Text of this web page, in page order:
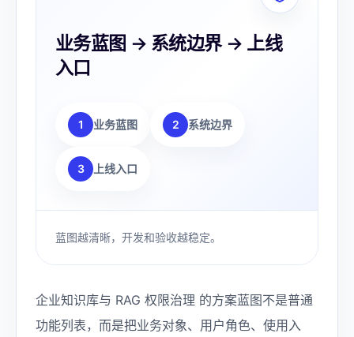
业务蓝图 → 系统边界 → 上线
入口
1 业务蓝图 2 系统边界
3 上线入口
蓝图越清晰，开发和验收越稳定。
企业知识库与 RAG 权限治理 的方案蓝图不是普通
功能列表，而是把业务对象、用户角色、使用入